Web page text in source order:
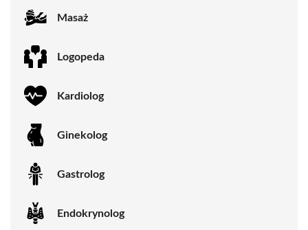
Masaż
Logopeda
Kardiolog
Ginekolog
Gastrolog
Endokrynolog